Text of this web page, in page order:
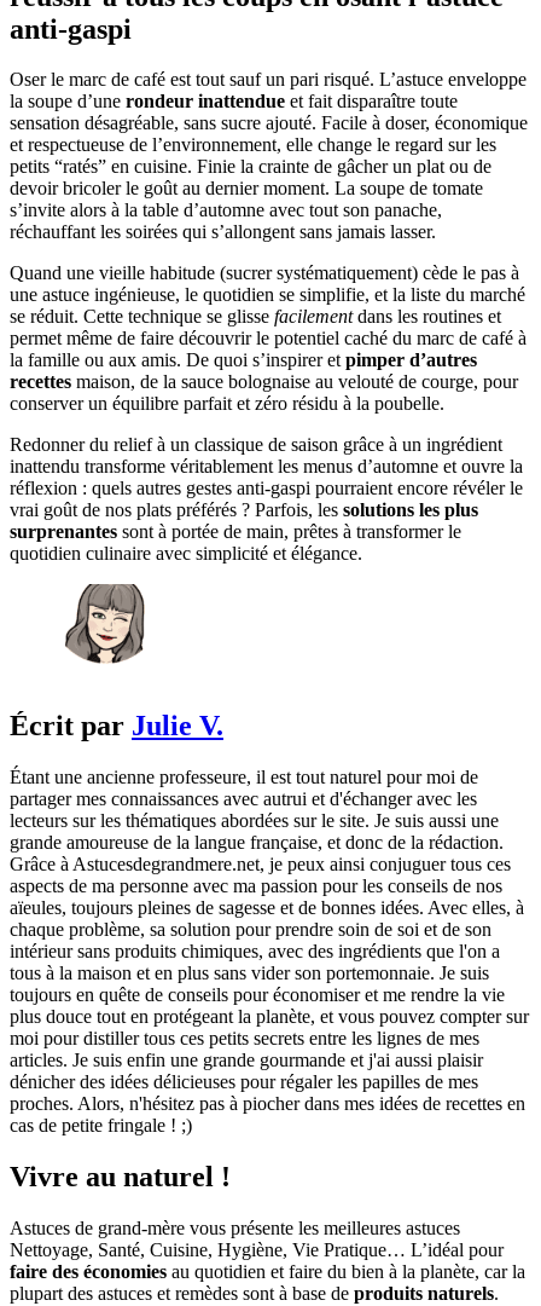
anti-gaspi
Oser le marc de café est tout sauf un pari risqué. L’astuce enveloppe
la soupe d’une rondeur inattendue et fait disparaître toute
sensation désagréable, sans sucre ajouté. Facile à doser, économique
et respectueuse de l’environnement, elle change le regard sur les
petits “ratés” en cuisine. Finie la crainte de gâcher un plat ou de
devoir bricoler le goût au dernier moment. La soupe de tomate
s’invite alors à la table d’automne avec tout son panache,
réchauffant les soirées qui s’allongent sans jamais lasser.
Quand une vieille habitude (sucrer systématiquement) cède le pas à
une astuce ingénieuse, le quotidien se simplifie, et la liste du marché
se réduit. Cette technique se glisse facilementdans les routines et
permet même de faire découvrir le potentiel caché du marc de café à
la famille ou aux amis. De quoi s’inspirer etpimper d’autres
recettes maison, de la sauce bolognaise au velouté de courge, pour
conserver un équilibre parfait et zéro résidu à la poubelle.
Redonner du relief à un classique de saison grâce à un ingrédient
inattendu transforme véritablement les menus d’automne et ouvre la
réflexion : quels autres gestes anti-gaspi pourraient encore révéler le
vrai goût de nos plats préférés ? Parfois, les solutions les plus
surprenantes sont à portée de main, prêtes à transformer le
quotidien culinaire avec simplicité et élégance.
Écrit par Julie V.
Étant une ancienne professeure, il est tout naturel pour moi de
partager mes connaissances avec autrui et d'échanger avec les
lecteurs sur les thématiques abordées sur le site. Je suis aussi une
grande amoureuse de la langue française, et donc de la rédaction.
Grâce à Astucesdegrandmere.net, je peux ainsi conjuguer tous ces
aspects de ma personne avec ma passion pour les conseils de nos
aïeules, toujours pleines de sagesse et de bonnes idées. Avec elles, à
chaque problème, sa solution pour prendre soin de soi et de son
intérieur sans produits chimiques, avec des ingrédients que l'on a
tous à la maison et en plus sans vider son portemonnaie. Je suis
toujours en quête de conseils pour économiser et me rendre la vie
plus douce tout en protégeant la planète, et vous pouvez compter sur
moi pour distiller tous ces petits secrets entre les lignes de mes
articles. Je suis enfin une grande gourmande et j'ai aussi plaisir
dénicher des idées délicieuses pour régaler les papilles de mes
proches. Alors, n'hésitez pas à piocher dans mes idées de recettes en
cas de petite fringale ! ;)
Vivre au naturel !
Astuces de grand-mère vous présente les meilleures astuces
Nettoyage, Santé, Cuisine, Hygiène, Vie Pratique… L’idéal pour
faire des économies au quotidien et faire du bien à la planète, car la
plupart des astuces et remèdes sont à base de produits naturels.